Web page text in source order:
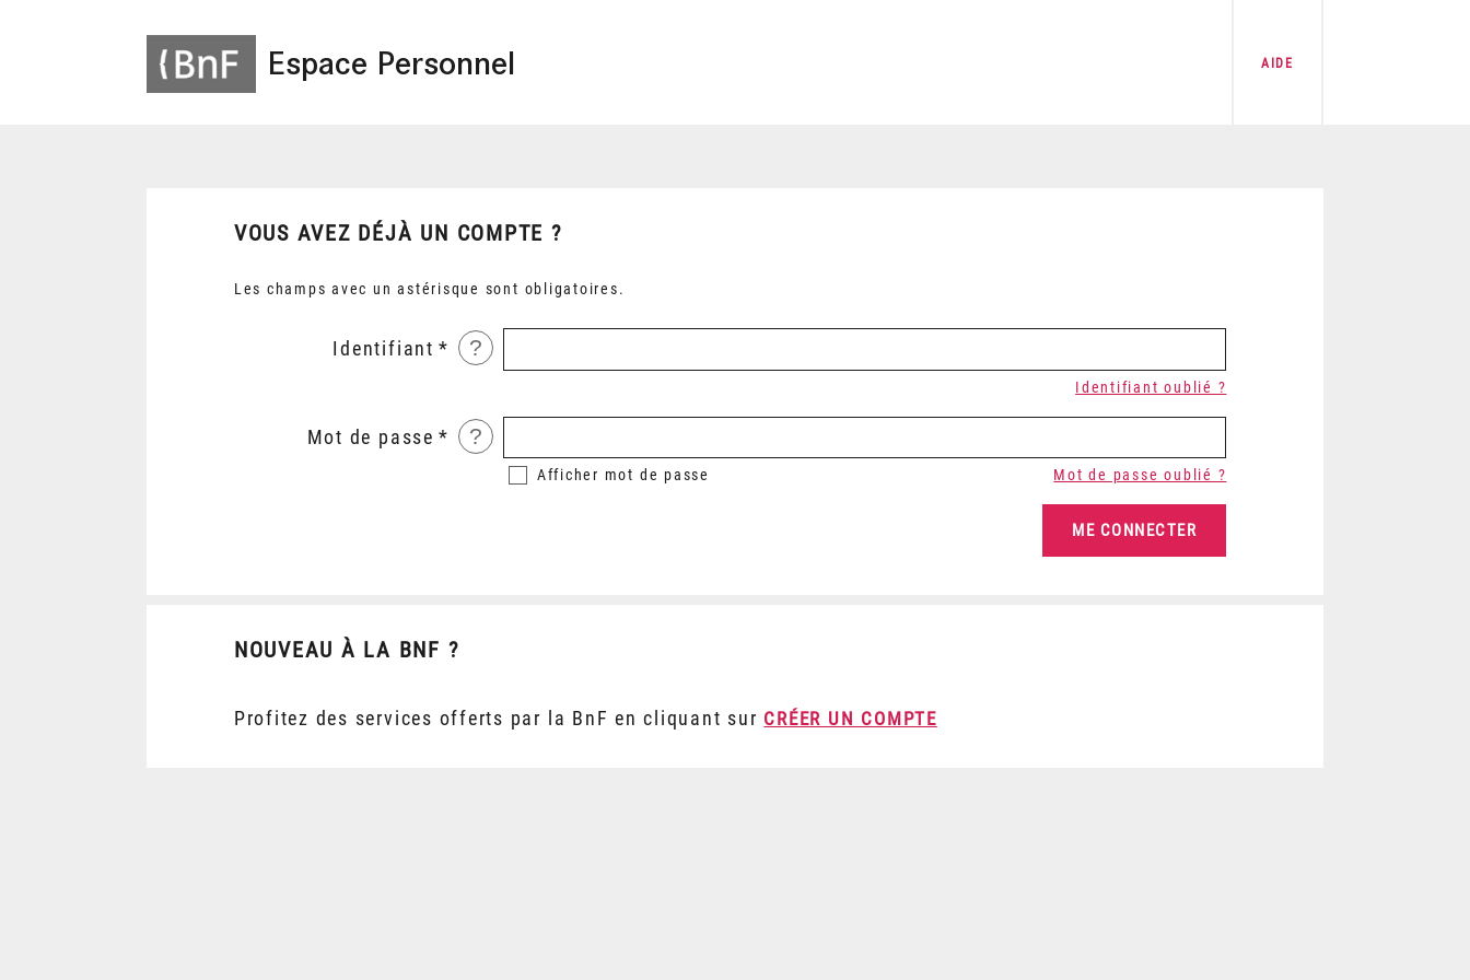
Espace Personnel AIDE
VOUS AVEZ DÉJÀ UN COMPTE ?
Les champs avec un astérisque sont obligatoires.
Identifiant ?
Identifiant oublié ?
Mot de passe ?
Afficher mot de passe Mot de passe oublié ?
NOUVEAU À LA BNF ?
Profitez des services offerts par la BnF en cliquant sur CRÉER UN COMPTE